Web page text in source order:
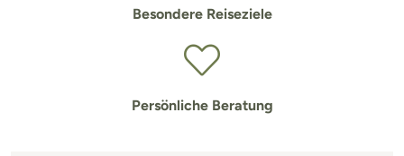
Besondere Reiseziele
Persönliche Beratung